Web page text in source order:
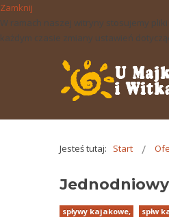
Zamknij
W ramach naszej witryny stosujemy
każdym czasie zmiany ustawień
Jesteś tutaj: Start
spływy kajakowe, spłw